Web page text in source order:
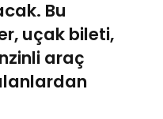
Bu
uçak bileti,
araç